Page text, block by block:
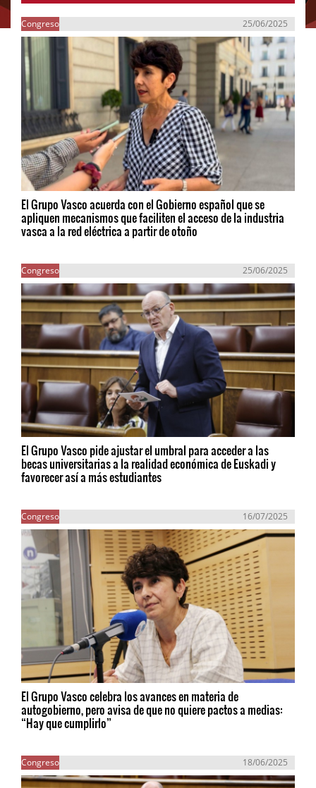
Congreso 25/06/2025
El Grupo Vasco acuerda con el Gobierno español que se
apliquen mecanismos que faciliten el acceso de la industria
vasca a la red eléctrica a partir de otoño
Congreso 25/06/2025
El Grupo Vasco pide ajustar el umbral para acceder a las
becas universitarias a la realidad económica de Euskadi y
favorecer así a más estudiantes
Congreso 16/07/2025
El Grupo Vasco celebra los avances en materia de
autogobierno, pero avisa de que no quiere pactos a medias:
“Hay que cumplirlo”
Congreso 18/06/2025